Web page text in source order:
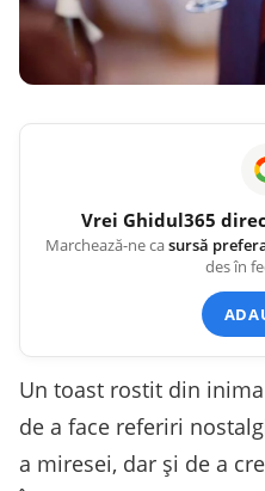
Vrei Ghidul365
Marchează-ne casursă
des în
Un toast rostit din
de a face referiri
a miresei, dar și de a